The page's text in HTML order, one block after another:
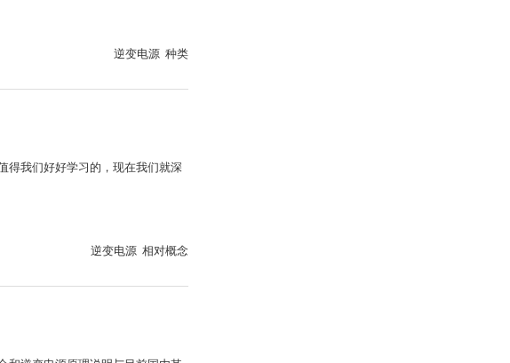
逆变电源 种类
得我们好好学习的，现在我们就深
逆变电源 相对概念